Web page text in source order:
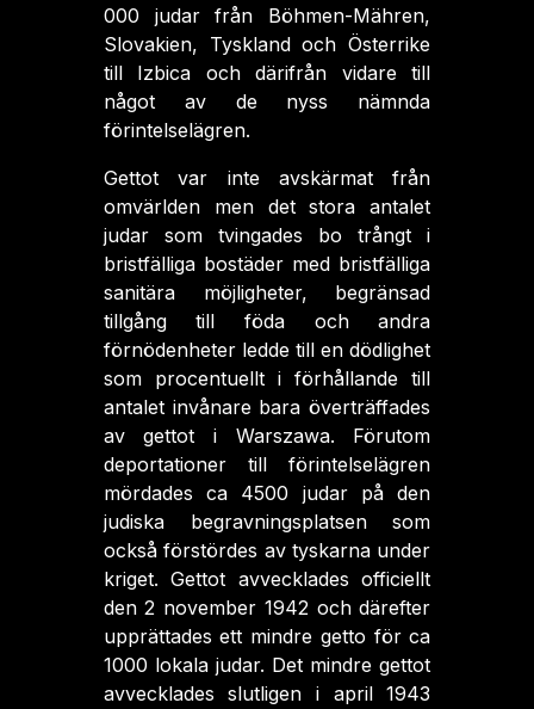
000 judar från Böhmen-Mähren,
Slovakien, Tyskland och Österrike
till Izbica och därifrån vidare till
något av de nyss nämnda
förintelselägren.
Gettot var inte avskärmat från
omvärlden men det stora antalet
judar som tvingades bo trångt i
bristfälliga bostäder med bristfälliga
sanitära möjligheter, begränsad
tillgång till föda och andra
förnödenheter ledde till en dödlighet
som procentuellt i förhållande till
antalet invånare bara överträffades
av gettot i Warszawa. Förutom
deportationer till förintelselägren
mördades ca 4500 judar på den
judiska begravningsplatsen som
också förstördes av tyskarna under
kriget. Gettot avvecklades officiellt
den 2 november 1942 och därefter
upprättades ett mindre getto för ca
1000 lokala judar. Det mindre gettot
avvecklades slutligen i april 1943